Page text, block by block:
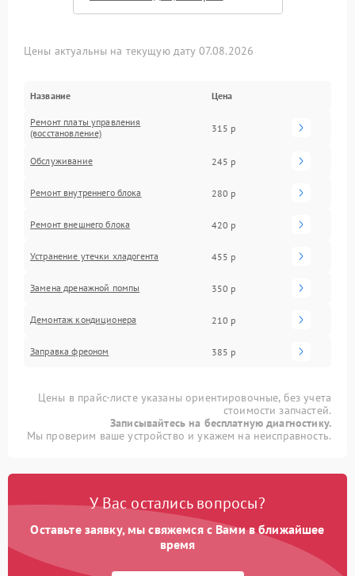
Цены актуальны на текущую дату 07.08.2026
Название Цена
Ремонт платы управления
(восстановление)
315 р
Обслуживание 245 р
Ремонт внутреннего блока 280 р
Ремонт внешнего блока 420 р
Устранение утечки хладогента 455 р
Замена дренажной помпы 350 р
Демонтаж кондиционера 210 р
Заправка фреоном 385 р
Цены в прайс-листе указаны ориентировочные, без учета
стоимости запчастей.
Записывайтесь на бесплатную диагностику.
Мы проверим ваше устройство и укажем на неисправность.
У Вас остались вопросы?
Оставьте заявку, мы свяжемся с Вами в ближайшее
время